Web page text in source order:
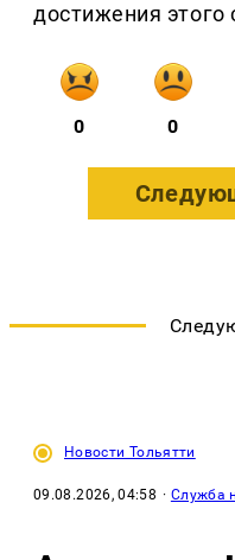
достижения этого
0 0
Новости Тольятти
09.08.2026, 04:58 · Служба